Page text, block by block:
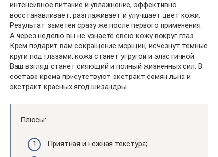
интенсивное питание и увлажнение, эффективно
восстанавливает, разглаживает и улучшает цвет кожи.
Результат заметен сразу же после первого применения.
А через неделю вы не узнаете свою кожу вокруг глаз.
Крем подарит вам сокращение морщин, исчезнут темные
круги под глазами, кожа станет упругой и эластичной.
Ваш взгляд станет сияющий и полный жизненных сил. В
составе крема присутствуют экстракт семян льна и
экстракт красных ягод шизандры.
Плюсы:
Приятная и нежная текстура;